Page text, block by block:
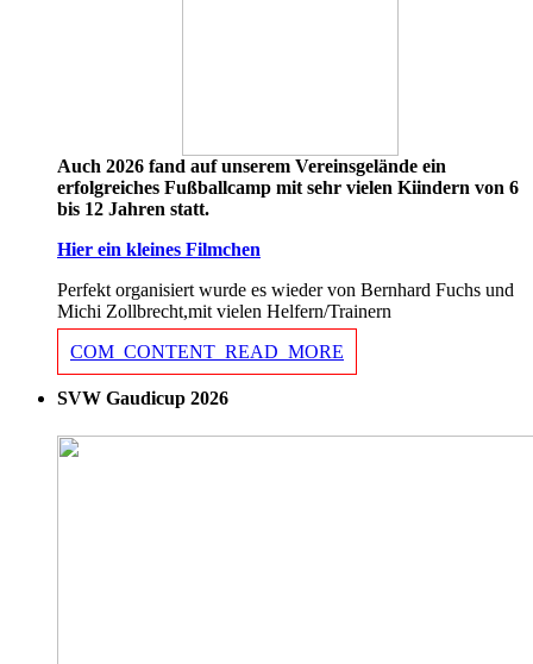
Auch 2026 fand auf unserem Vereinsgelände ein
erfolgreiches Fußballcamp mit sehr vielen Kiindern von 6
bis 12 Jahren statt.
Hier ein kleines Filmchen
Perfekt organisiert wurde es wieder von Bernhard Fuchs und
Michi Zollbrecht,mit vielen Helfern/Trainern
COM_CONTENT_READ_MORE
SVW Gaudicup 2026